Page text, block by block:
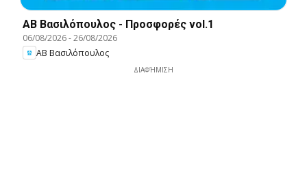
ΑΒ Βασιλόπουλος - Προσφορές vol.1
06/08/2026-26/08/2026
ΑΒ Βασιλόπουλος
ΔΙΑΦΉΜΙΣΗ